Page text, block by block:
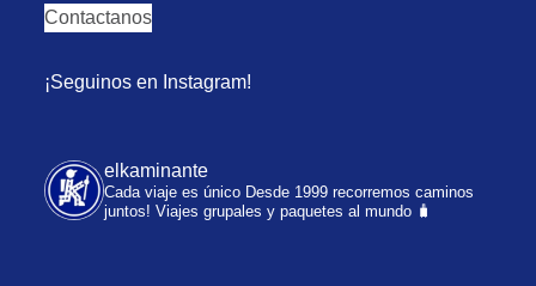
Contactanos
¡Seguinos en Instagram!
elkaminante
Cada viaje es único Desde 1999 recorremos caminos
juntos! Viajes grupales y paquetes al mundo 🧳